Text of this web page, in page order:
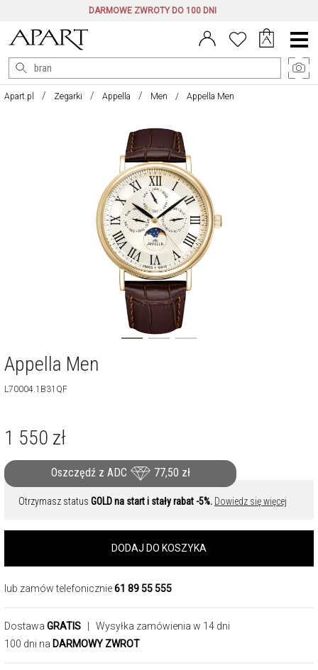
DARMOWE ZWROTY DO 100 DNI
Menu
główne
Apart.pl Zegarki Appella Men Appella Men
Appella Men
L70004.1B31QF
1 550 zł
Oszczędź z ADC 77,50 zł
Otrzymasz status GOLD na start i stały rabat -5%. Dowiedz się więcej
DODAJ DO KOSZYKA
lub zamów telefonicznie61 89 55 555
Dostawa GRATIS | Wysyłka zamówienia w 14 dni
100 dni na DARMOWY ZWROT